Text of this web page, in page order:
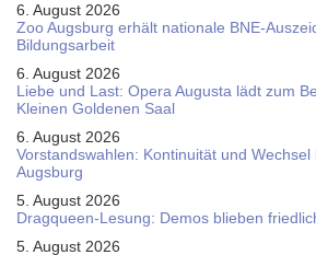
6. August 2026
Zoo Augsburg erhält nationale BNE-
Bildungsarbeit
6. August 2026
Liebe und Last: Opera Augusta lädt zum
Kleinen Goldenen Saal
6. August 2026
Vorstandswahlen: Kontinuität und
Augsburg
5. August 2026
Dragqueen-Lesung: Demos blieben
5. August 2026